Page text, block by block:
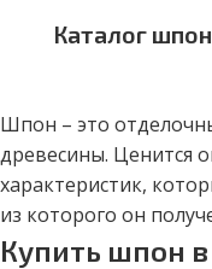
Каталог
Шпон – это
древесины. Ценится
характеристик,
из которого он
Купить шпон